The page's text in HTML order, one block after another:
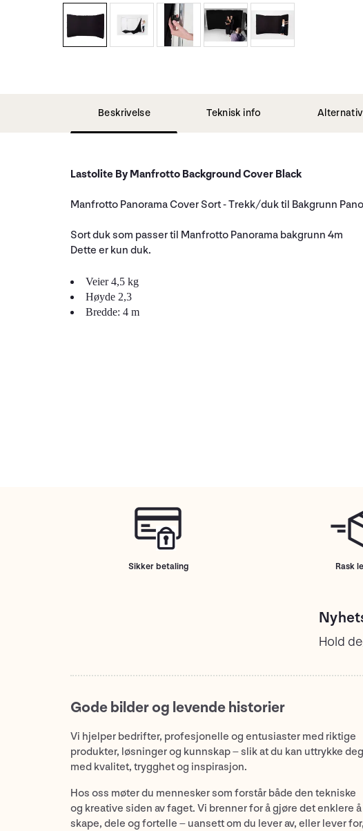
Beskrivelse Teknisk info
Lastolite By Manfrotto Background Cover Black
Manfrotto Panorama Cover Sort - Trekk/duk til Bakgrunn
Sort duk som passer til Manfrotto Panorama bakgrunn 4m
Dette er kun duk.
Veier 4,5 kg
Høyde 2,3
Bredde: 4 m
Sikker betaling Rask
Hold
Gode bilder og levende historier
Vi hjelper bedrifter, profesjonelle og entusiaster med riktige
produkter, løsninger og kunnskap – slik at du kan uttrykke deg
med kvalitet, trygghet og inspirasjon.
Hos oss møter du mennesker som forstår både den tekniske
og kreative siden av faget. Vi brenner for å gjøre det enklere å
skape, dele og fortelle – uansett om du lever av, eller lever for,